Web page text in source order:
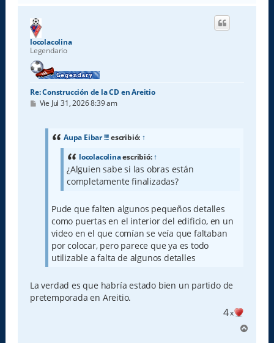
r
locolacolina
Legendario
Re: Construcción de la CD en Areitio
M
Vie Jul 31, 2026 8:39 am
Aupa Eibar !!!escribió: ↑
locolacolinaescribió:↑
¿Alguien sabe si las obras están
completamente finalizadas?
Pude que falten algunos pequeños detalles
como puertas en el interior del edificio, en un
video en el que comían se veía que faltaban
por colocar, pero parece que ya es todo
utilizable a falta de algunos detalles
La verdad es que habría estado bien un partido de
pretemporada en Areitio.
4x